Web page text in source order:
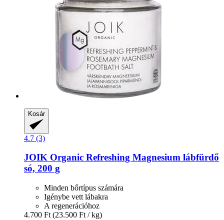
Kosár
4.7 (3)
JOIK Organic Refreshing Magnesium lábfürdő
só, 200 g
Minden bőrtípus számára
Igénybe vett lábakra
A regenerációhoz
4.700 Ft (23.500 Ft / kg)